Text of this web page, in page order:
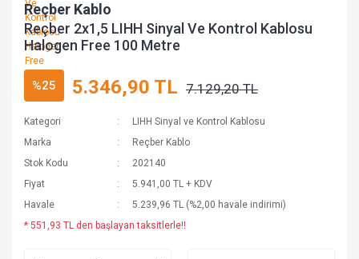
Reçber Kablo
Reçber 2x1,5 LIHH Sinyal Ve Kontrol Kablosu
Halogen Free 100 Metre
%25 5.346,90 TL 7.129,20 TL
Kategori
LIHH Sinyal ve Kontrol Kablosu
Marka
Reçber Kablo
Stok Kodu
202140
Fiyat
5.941,00 TL + KDV
Havale
5.239,96 TL (%2,00 havale indirimi)
* 551,93 TL den başlayan taksitlerle!!